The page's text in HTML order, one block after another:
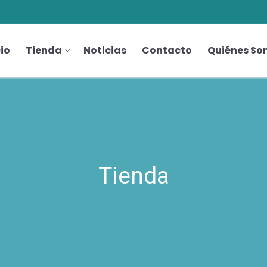
Tienda Noticias Contacto Quiénes
Tienda